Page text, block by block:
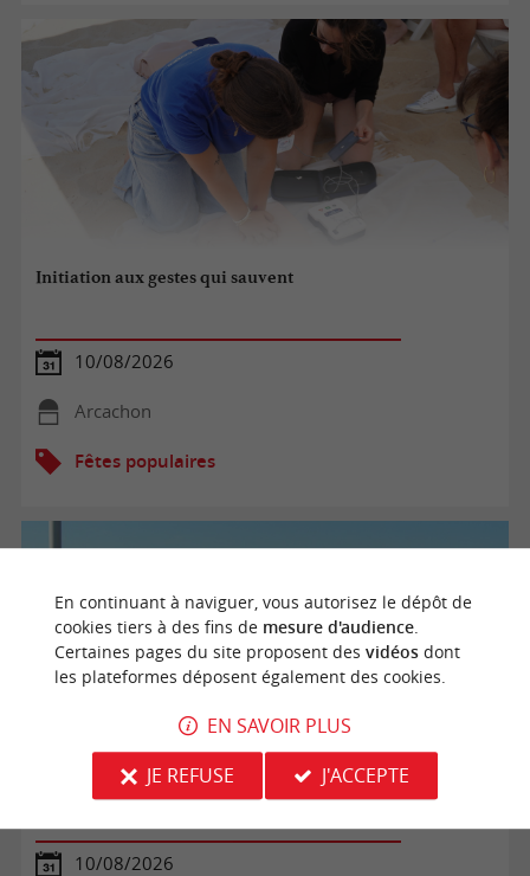
Initiation aux gestes qui sauvent
10/08/2026
Arcachon
Fêtes populaires
Bal gascon
10/08/2026
En continuant à naviguer, vous autorisez le dépôt de
cookies tiers à des fins de mesure d'audience.
Certaines pages du site proposent des vidéosdont
les plateformes déposent également des cookies.
EN SAVOIR PLUS
JE REFUSE
J'ACCEPTE